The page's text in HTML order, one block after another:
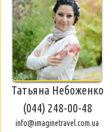
Татьяна Небоженко
(044) 248-00-48
info@imaginetravel.com.ua